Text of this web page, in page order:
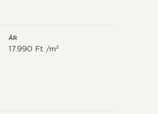
ÁR
17.990 Ft /m²